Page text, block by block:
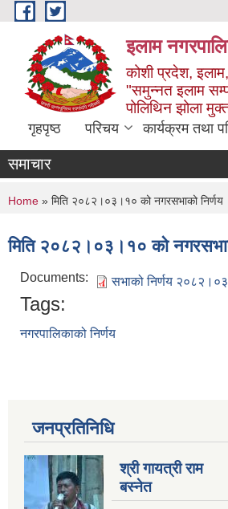
Skip to main content
इलाम
कोशी प्रदेश,
"समुन्नत इलाम
पोलिथिन झोला
गृहपृष्ठ परिचय कार्यक्रम तथा
समाचार
You are here
Home » मिति २०८२।०३।१० को नगरसभाको निर्णय
मिति २०८२।०३।१० को
Documents: सभाको निर्णय
Tags:
नगरपालिकाको निर्णय
जनप्रतिनिधि
श्री गायत्री राम
बस्नेत